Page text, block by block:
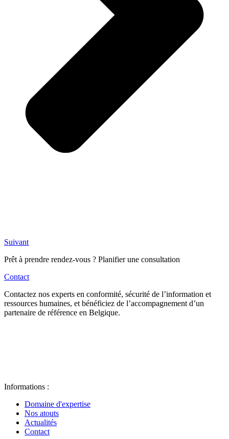
Suivant
Prêt à prendre rendez-vous ? Planifier une consultation
Contact
Contactez nos experts en conformité, sécurité de l’information et
ressources humaines, et bénéficiez de l’accompagnement d’un
partenaire de référence en Belgique.
Informations :
Domaine d'expertise
Nos atouts
Actualités
Contact